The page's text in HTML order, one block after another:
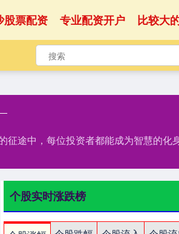
股票配资 专业配资开户 比较大
途中，每位投资者都能成为智慧的化
个股实时涨跌榜